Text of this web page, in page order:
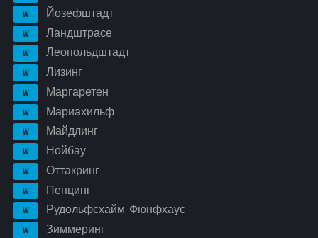
W Йозефштадт
W Ландштрасе
W Леопольдштадт
W Лизинг
W Маргаретен
W Мариахильф
W Майдлинг
W Нойбау
W Оттакринг
W Пенцинг
W Рудольфсхайм-Фюнфхаус
W Зиммеринг